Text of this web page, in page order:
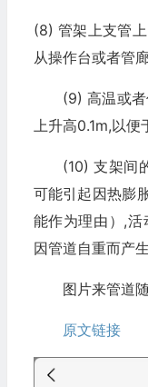
(8) 管架上支管
从操作台或者管
(9) 高温或
上升高0.1m,以便
(10) 支架间
可能引起因热膨
能作为理由）,
因管道自重而产生
图片来管道
原文链接